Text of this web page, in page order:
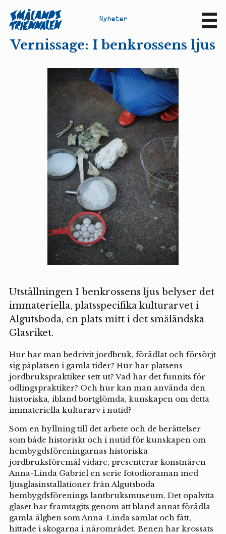
Nyheter
Vernissage: I benkrossens ljus
Utställningen I benkrossens ljus belyser det
immateriella, platsspecifika kulturarvet i
Algutsboda, en plats mitt i det småländska
Glasriket.
Hur har man bedrivit jordbruk, förädlat och försörjt
sig påplatsen i gamla tider? Hur har platsens
jordbrukspraktiker sett ut? Vad har det funnits för
odlingspraktiker? Och hur kan man använda den
historiska, ibland bortglömda, kunskapen om detta
immateriella kulturarv i nutid?
Som en hyllning till det arbete och de berättelser
som både historiskt och i nutid för kunskapen om
hembygdsföreningarnas historiska
jordbruksföremål vidare, presenterar konstnären
Anna-Linda Gabriel en serie fotodioraman med
ljusglasinstallationer från Algutsboda
hembygdsförenings lantbruksmuseum. Det opalvita
glaset har framtagits genom att bland annat förädla
gamla älgben som Anna-Linda samlat och fått,
hittade i skogarna i närområdet. Benen har krossats